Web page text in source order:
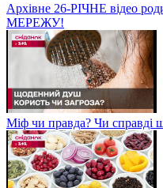
Архівне 26-РІЧНЕ відео
МЕРЕЖУ!
Міф чи правда? Чи справді